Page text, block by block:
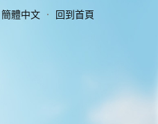
簡體中文 ． 回到首頁